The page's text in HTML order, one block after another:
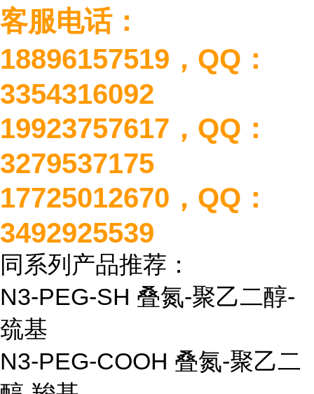
客服电话：
18896157519 ， QQ ：
3354316092
19923757617 ， QQ ：
3279537175
17725012670 ， QQ ：
3492925539
同系列产品推荐：
N3-PEG-SH 叠氮-聚乙二醇-
巯基
N3-PEG-COOH 叠氮-聚乙二